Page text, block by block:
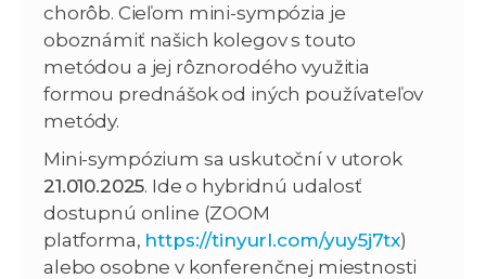
chorôb. Cieľom mini-sympózia je
oboznámiť našich kolegov s touto
metódou a jej rôznorodého využitia
formou prednášok od iných používateľov
metódy.
Mini-sympózium sa uskutoční v utorok
21.010.2025. Ide o hybridnú udalosť
dostupnú online (ZOOM
platforma, https://tinyurl.com/yuy5j7tx)
alebo osobne v konferenčnej miestnosti